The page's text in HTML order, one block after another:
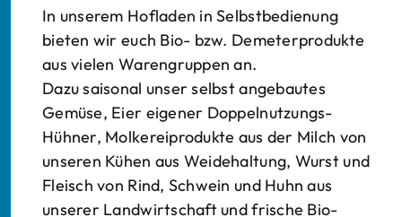
In unserem Hofladen in Selbstbedienung
bieten wir euch Bio- bzw. Demeterprodukte
aus vielen Warengruppen an.
Dazu saisonal unser selbst angebautes
Gemüse, Eier eigener Doppelnutzungs-
Hühner, Molkereiprodukte aus der Milch von
unseren Kühen aus Weidehaltung, Wurst und
Fleisch von Rind, Schwein und Huhn aus
unserer Landwirtschaft und frische Bio-